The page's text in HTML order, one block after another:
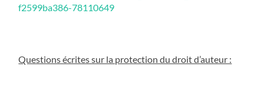
f2599ba386-78110649
Questions écrites sur la protection du droit d’auteur :